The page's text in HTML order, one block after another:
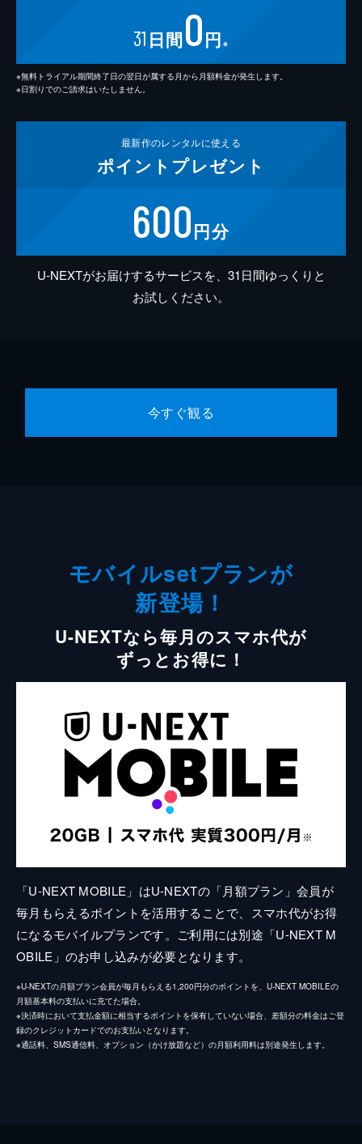
31 日間0円 ※
※無料トライアル期間終了日の翌日が属する月から月額料金が発生します。
※日割りでのご請求はいたしません。
最新作のレンタルに使える
ポイント プレゼント
600円分
U-NEXTがお届けするサービスを、31日間ゆっくりと
お試しください。
今すぐ観る
モバイルsetプランが
新登場！
U-NEXTなら毎月のスマホ代が
ずっとお得に！
「U-NEXT MOBILE」はU-NEXTの「月額プラン」会員が
毎月もらえるポイントを活用することで、スマホ代がお得
になるモバイルプランです。ご利用には別途「U-NEXT M
OBILE」のお申し込みが必要となります。
※U-NEXTの月額プラン会員が毎月もらえる1,200円分のポイントを、U-NEXT MOBILEの
月額基本料の支払いに充てた場合。
※決済時において支払金額に相当するポイントを保有していない場合、差額分の料金はご登
録のクレジットカードでのお支払いとなります。
※通話料、SMS通信料、オプション（かけ放題など）の月額利用料は別途発生します。